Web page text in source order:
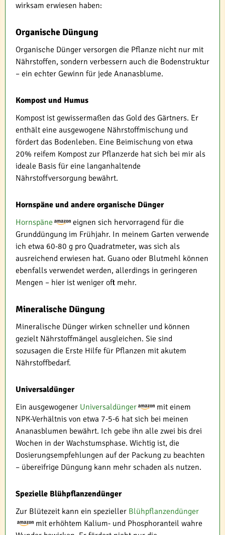
wirksam erwiesen haben:
Organische Düngung
Organische Dünger versorgen die Pflanze nicht nur mit
Nährstoffen, sondern verbessern auch die Bodenstruktur
– ein echter Gewinn für jede Ananasblume.
Kompost und Humus
Kompost ist gewissermaßen das Gold des Gärtners. Er
enthält eine ausgewogene Nährstoffmischung und
fördert das Bodenleben. Eine Beimischung von etwa
20% reifem Kompost zur Pflanzerde hat sich bei mir als
ideale Basis für eine langanhaltende
Nährstoffversorgung bewährt.
Hornspäne und andere organische Dünger
Hornspäne
eignen sich hervorragend für die
Grunddüngung im Frühjahr. In meinem Garten verwende
ich etwa 60-80 g pro Quadratmeter, was sich als
ausreichend erwiesen hat. Guano oder Blutmehl können
ebenfalls verwendet werden, allerdings in geringeren
Mengen – hier ist weniger oft mehr.
Mineralische Düngung
Mineralische Dünger wirken schneller und können
gezielt Nährstoffmängel ausgleichen. Sie sind
sozusagen die Erste Hilfe für Pflanzen mit akutem
Nährstoffbedarf.
Universaldünger
Ein ausgewogener Universaldünger
mit einem
NPK-Verhältnis von etwa 7-5-6 hat sich bei meinen
Ananasblumen bewährt. Ich gebe ihn alle zwei bis drei
Wochen in der Wachstumsphase. Wichtig ist, die
Dosierungsempfehlungen auf der Packung zu beachten
– übereifrige Düngung kann mehr schaden als nutzen.
Spezielle Blühpflanzendünger
Zur Blütezeit kann ein spezieller Blühpflanzendünger
mit erhöhtem Kalium- und Phosphoranteil wahre